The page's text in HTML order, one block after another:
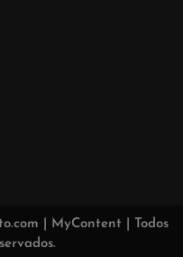
MyContent | Todos